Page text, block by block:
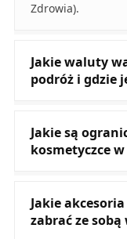
Zdrowia).
Jakie waluty
podróż i gdzie
Jakie są
kosmetyczce
Jakie
zabrać ze sobą